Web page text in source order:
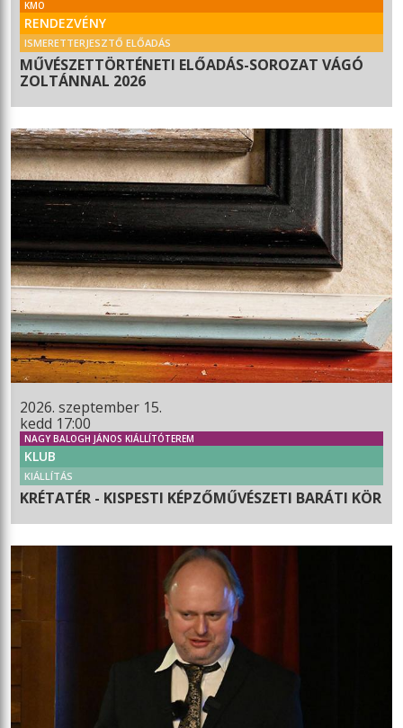
KMO
RENDEZVÉNY
ISMERETTERJESZTŐ ELŐADÁS
MŰVÉSZETTÖRTÉNETI ELŐADÁS-SOROZAT VÁGÓ
ZOLTÁNNAL 2026
2026. szeptember 15.
kedd 17:00
NAGY BALOGH JÁNOS KIÁLLÍTÓTEREM
KLUB
KIÁLLÍTÁS
KRÉTATÉR - KISPESTI KÉPZŐMŰVÉSZETI BARÁTI KÖR